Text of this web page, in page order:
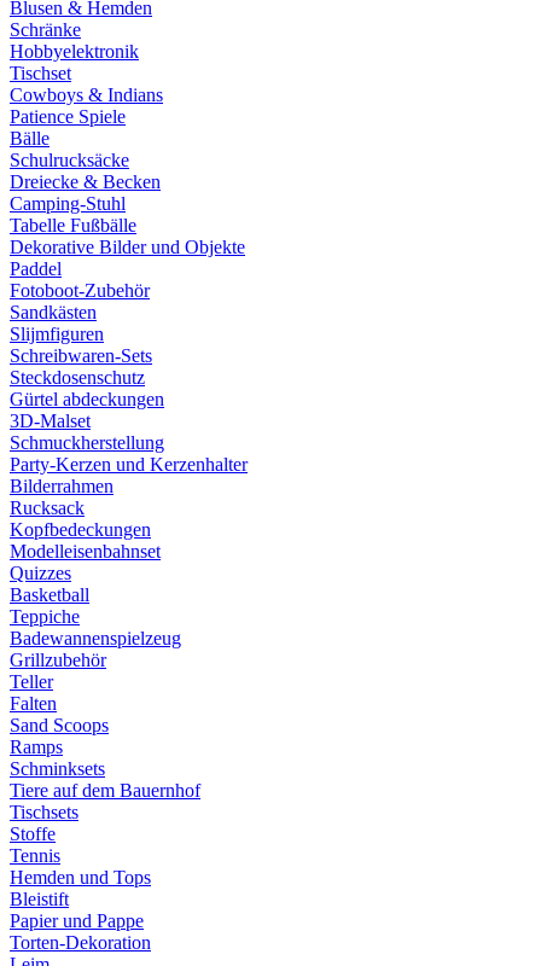
Blusen & Hemden
Schränke
Hobbyelektronik
Tischset
Cowboys & Indians
Patience Spiele
Bälle
Schulrucksäcke
Dreiecke & Becken
Camping-Stuhl
Tabelle Fußbälle
Dekorative Bilder und Objekte
Paddel
Fotoboot-Zubehör
Sandkästen
Slijmfiguren
Schreibwaren-Sets
Steckdosenschutz
Gürtel abdeckungen
3D-Malset
Schmuckherstellung
Party-Kerzen und Kerzenhalter
Bilderrahmen
Rucksack
Kopfbedeckungen
Modelleisenbahnset
Quizzes
Basketball
Teppiche
Badewannenspielzeug
Grillzubehör
Teller
Falten
Sand Scoops
Ramps
Schminksets
Tiere auf dem Bauernhof
Tischsets
Stoffe
Tennis
Hemden und Tops
Bleistift
Papier und Pappe
Torten-Dekoration